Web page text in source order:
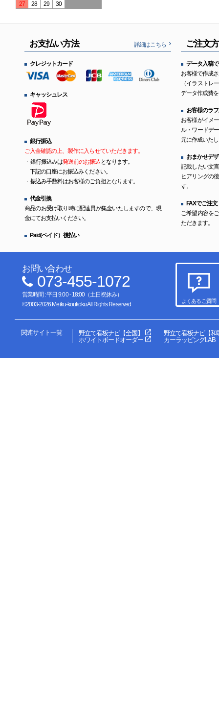
27
28 29 30
お支払い方法 詳細はこちら
クレジットカード
キャッシュレス
銀行振込
ご入金確認の上、製作に入らせていただきます。
銀行振込みは発送前のお振込 となります。
下記の口座にお振込みください。
振込み手数料はお客様のご負担となります。
代金引換
商品のお受け取り時に配達員が集金いたしますので、現
金にてお支払いください。
Paid(ペイド）後払い
ご注文
データ入稿
お客様で作成
（イラストレ
データ作成費
お客様のラ
お客様がイメ
ル・ワードデ
元に作成いた
おまかせデ
記載したい文
ヒアリングの
す。
FAXでご注文
ご希望内容を
ただきます。
お問い合わせ
073-455-1072
営業時間 : 平日 9:00 - 18:00（土日祝休み）
©2003-2026 Meiku-koukoku All Rights Reserved
よくあるご質問
関連サイト一覧 野立て看板ナビ【全国】
野立て看板ナビ【和
ホワイトボードオーダー
カーラッピングLAB